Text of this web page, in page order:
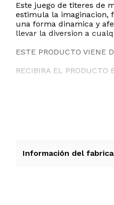
Este juego de titeres de
estimula la imaginacion,
una forma dinamica y
llevar la diversion a
ESTE PRODUCTO VIENE
RECIBIRA EL PRODUCTO
Información del